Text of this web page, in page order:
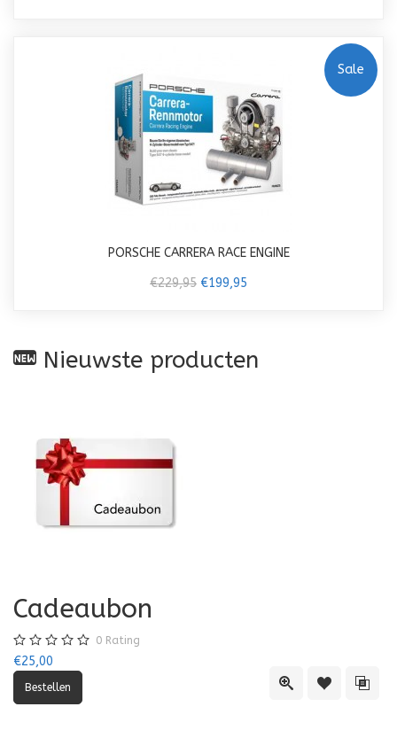
Sale
PORSCHE CARRERA RACE ENGINE
€229,95 €199,95
Nieuwste producten
Quick ViewToevoegen
Cadeaubon
0 Rating
€25,00